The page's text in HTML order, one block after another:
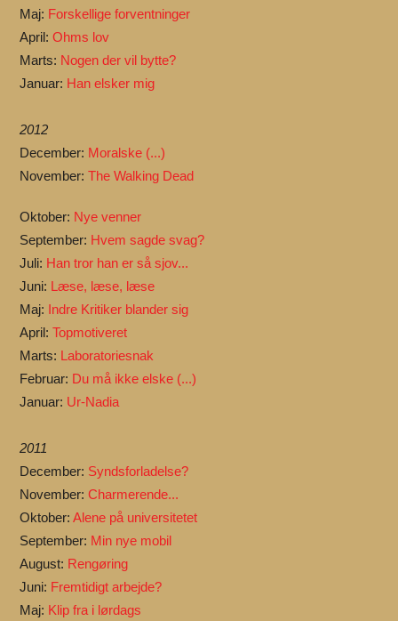
Maj: Forskellige forventninger
April:Ohms lov
Marts: Nogen der vil bytte?
Januar: Han elsker mig
2012
December: Moralske (...)
November:The Walking Dead
Oktober: Nye venner
September: Hvem sagde svag?
Juli: Han tror han er så sjov...
Juni: Læse, læse, læse
Maj: Indre Kritiker blander sig
April:Topmotiveret
Marts: Laboratoriesnak
Februar: Du må ikke elske (...)
Januar: Ur-Nadia
2011
December: Syndsforladelse?
November:Charmerende...
Oktober:Alene på universitetet
September: Min nye mobil
August: Rengøring
Juni: Fremtidigt arbejde?
Maj: Klip fra i lørdags